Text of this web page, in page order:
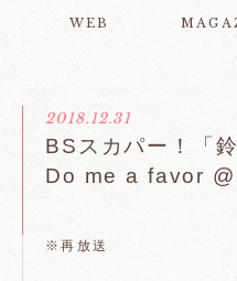
WEB
2018.12.31
BSスカパー！「
Do me a favor @
※再放送